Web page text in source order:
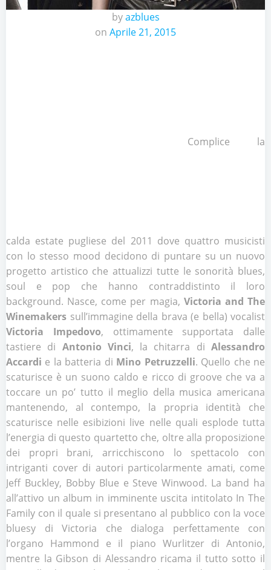
byazblues
on Aprile 21, 2015
Complice la
calda estate pugliese del 2011 dove quattro musicisti
con lo stesso mood decidono di puntare su un nuovo
progetto artistico che attualizzi tutte le sonorità blues,
soul e pop che hanno contraddistinto il loro
background. Nasce, come per magia, Victoria and The
Winemakers sull’immagine della brava (e bella) vocalist
Victoria Impedovo, ottimamente supportata dalle
tastiere di Antonio Vinci, la chitarra diAlessandro
Accardi e la batteria di Mino Petruzzelli. Quello che ne
scaturisce è un suono caldo e ricco di groove che va a
toccare un po’ tutto il meglio della musica americana
mantenendo, al contempo, la propria identità che
scaturisce nelle esibizioni live nelle quali esplode tutta
l’energia di questo quartetto che, oltre alla proposizione
dei propri brani, arricchiscono lo spettacolo con
intriganti cover di autori particolarmente amati, come
Jeff Buckley, Bobby Blue e Steve Winwood. La band ha
all’attivo un album in imminente uscita intitolato In The
Family con il quale si presentano al pubblico con la voce
bluesy di Victoria che dialoga perfettamente con
l’organo Hammond e il piano Wurlitzer di Antonio,
mentre la Gibson di Alessandro ricama il tutto sotto il